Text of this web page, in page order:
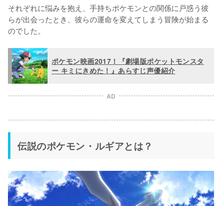
それぞれに悩みを抱え、手持ちポケモンとの関係に戸惑う彼
らが出会ったとき、彼らの運命を変えてしまう冒険が始まる
のでした。
ポケモン映画2017！『劇場版ポケットモンスタ
ー キミにきめた！』あらすじ声優紹介
AD
伝説のポケモン・ルギアとは？